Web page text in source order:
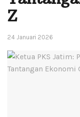
Z
24 Januari 2026